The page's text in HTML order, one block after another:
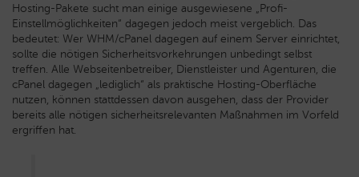
Hosting-Pakete sucht man einige ausgewiesene „Profi-
Einstellmöglichkeiten“ dagegen jedoch meist vergeblich. Das
bedeutet: Wer WHM/cPanel dagegen auf einem Server einrichtet,
sollte die nötigen Sicherheitsvorkehrungen unbedingt selbst
treffen. Alle Webseitenbetreiber, Dienstleister und Agenturen, die
cPanel dagegen „lediglich“ als praktische Hosting-Oberfläche
nutzen, können stattdessen davon ausgehen, dass der Provider
bereits alle nötigen sicherheitsrelevanten Maßnahmen im Vorfeld
ergriffen hat.